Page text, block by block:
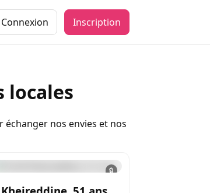
Connexion Inscription
locales
échanger nos envies et nos
🔒